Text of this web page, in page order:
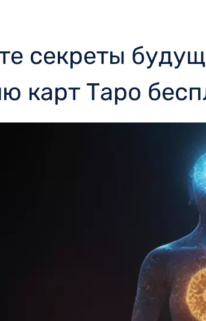
секреты
карт Таро